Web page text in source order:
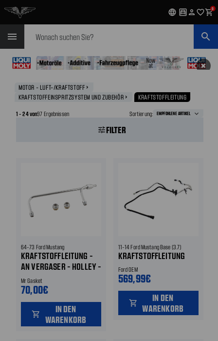
language garage person favorite_outlineshopping_cart0
menu search
✖
MOTOR - LUFT-/KRAFTSTOFF navigate_next
KRAFTSTOFFEINSPRITZSYSTEM UND ZUBEHÖR navigate_next KRAFTSTOFFLEITUNG
1 - 24 von97 Ergebnissen Sortierung:
tuneFILTER
64-73 Ford Mustang
KRAFTSTOFFLEITUNG -
AN VERGASER - HOLLEY -
CHROM - HOLLEY 4150
Mr Gasket
70,00€
shopping_cart
IN DEN
WARENKORB
11-14 Ford Mustang Base (3.7)
KRAFTSTOFFLEITUNG
Ford OEM
569,99€
shopping_cart
IN DEN
WARENKORB